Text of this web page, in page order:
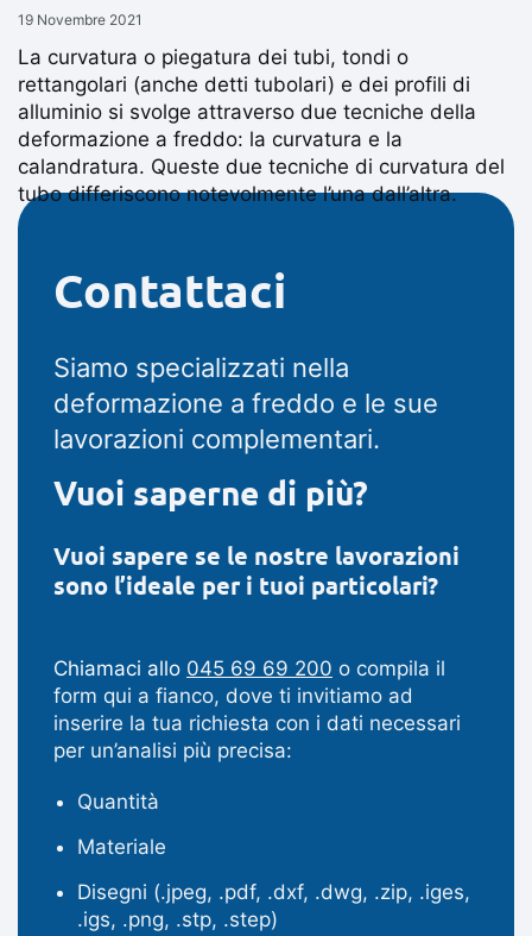
19 Novembre 2021
La curvatura o piegatura dei tubi, tondi o
rettangolari (anche detti tubolari) e dei profili di
alluminio si svolge attraverso due tecniche della
deformazione a freddo: la curvatura e la
calandratura. Queste due tecniche di curvatura del
tubo differiscono notevolmente l’una dall’altra.
Contattaci
Siamo specializzati nella
deformazione a freddo e le sue
lavorazioni complementari.
Vuoi saperne di più?
Vuoi sapere se le nostre lavorazioni
sono l’ideale per i tuoi particolari?
Chiamaci allo 045 69 69 200 o compila il
form qui a fianco, dove ti invitiamo ad
inserire la tua richiesta con i dati necessari
per un’analisi più precisa:
Quantità
Materiale
Disegni (.jpeg, .pdf, .dxf, .dwg, .zip, .iges,
.igs, .png, .stp, .step)